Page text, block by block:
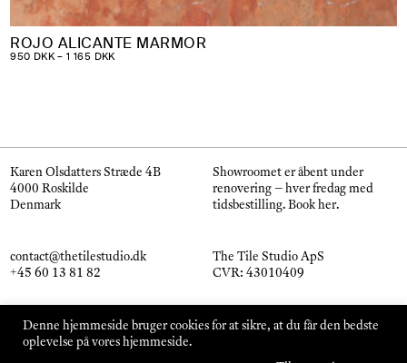
ROJO ALICANTE MARMOR
950 DKK – 1 165 DKKPRISINTERVAL:
Karen Olsdatters Stræde 4B
4000 Roskilde
Denmark
Showroomet er åbent under
renovering – hver fredag med
tidsbestilling.Book her.
contact@thetilestudio.dk
+45 60 13 81 82
The Tile Studio ApS
CVR: 43010409
Instagram
Pinterest
Handelsbetingelser
Denne hjemmeside bruger cookies for at sikre, at du får den bedste
oplevelse på vores hjemmeside.